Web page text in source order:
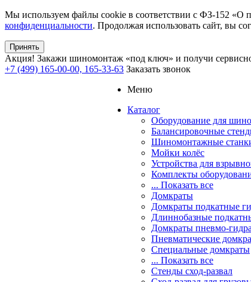
Мы используем файлы cookie в соответствии с ФЗ-152 «О
конфиденциальности. Продолжая использовать сайт, вы
Принять
Акция! Закажи шиномонтаж «под ключ» и получи
+7 (499) 165-00-00, 165-33-63 Заказать звонок
Меню
Каталог
Оборудование для
Балансировочные
Шиномонтажные
Мойки колёс
Устройства для
Комплекты
... Показать все
Домкраты
Домкраты подкатные
Длиннобазные
Домкраты пневмо-
Пневматические
Специальные домкраты
... Показать все
Стенды сход-развал